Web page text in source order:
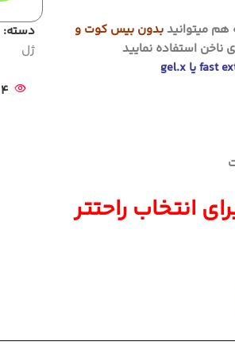
میتوانیدبدون بیس کوت و
استفاده نمایید
انتخاب راحتتر
دسته:
ژل
4